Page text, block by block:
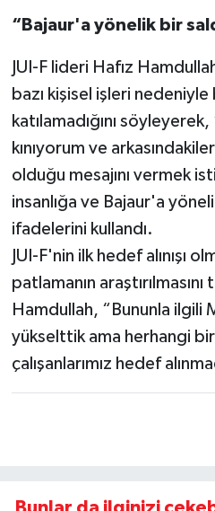
“Bajaur'a yönelik bir
JUI-F lideri Hafız
bazı kişisel işleri
katılamadığını
kınıyorum ve
olduğu mesajını vermek
insanlığa ve Bajaur'a
ifadelerini kullandı.
JUI-F'nin ilk hedef alınışı
patlamanın
Hamdullah, “Bununla ilgili
yükselttik ama herhangi bir
çalışanlarımız hedef